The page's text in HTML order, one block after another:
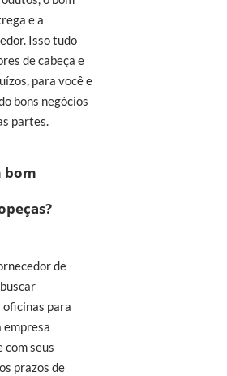
e a
Isso tudo
de cabeça e
para você e
bons negócios
partes.
bom
de
para
empresa
com seus
prazos de